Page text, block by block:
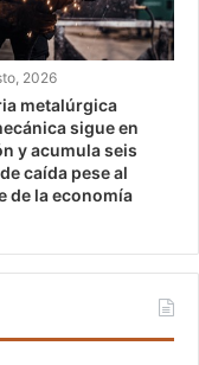
2026
metalúrgica
sigue en
y acumula seis
caída pese al
de la economía